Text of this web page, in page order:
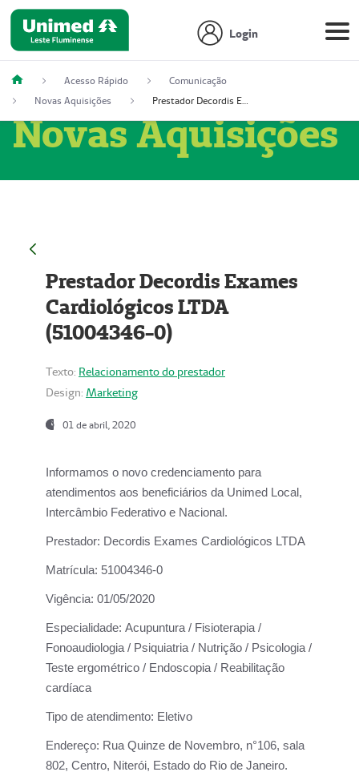
Login
Acesso Rápido
Comunicação
Novas Aquisições
Prestador Decordis Exames Cardiológicos LTDA (51004346-0)
Novas Aquisições
Prestador Decordis Exames
Cardiológicos LTDA
(51004346-0)
Texto: Relacionamento do prestador
Design: Marketing
01 de abril, 2020
Informamos o novo credenciamento para
atendimentos aos beneficiários da Unimed Local,
Intercâmbio Federativo e Nacional.
Prestador: Decordis Exames Cardiológicos LTDA
Matrícula: 51004346-0
Vigência: 01/05/2020
Especialidade: Acupuntura / Fisioterapia /
Fonoaudiologia / Psiquiatria / Nutrição / Psicologia /
Teste ergométrico / Endoscopia / Reabilitação
cardíaca
Tipo de atendimento: Eletivo
Endereço: Rua Quinze de Novembro, n°106, sala
802, Centro, Niterói, Estado do Rio de Janeiro.